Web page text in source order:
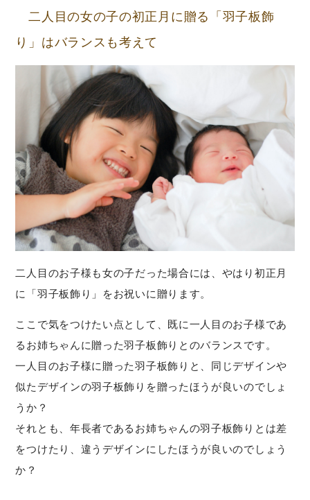
二人目の女の子の初正月に贈る「羽子板飾
り」はバランスも考えて
二人目のお子様も女の子だった場合には、やはり初正月
に「羽子板飾り」をお祝いに贈ります。
ここで気をつけたい点として、既に一人目のお子様であ
るお姉ちゃんに贈った羽子板飾りとのバランスです。
一人目のお子様に贈った羽子板飾りと、同じデザインや
似たデザインの羽子板飾りを贈ったほうが良いのでしょ
うか？
それとも、年長者であるお姉ちゃんの羽子板飾りとは差
をつけたり、違うデザインにしたほうが良いのでしょう
か？